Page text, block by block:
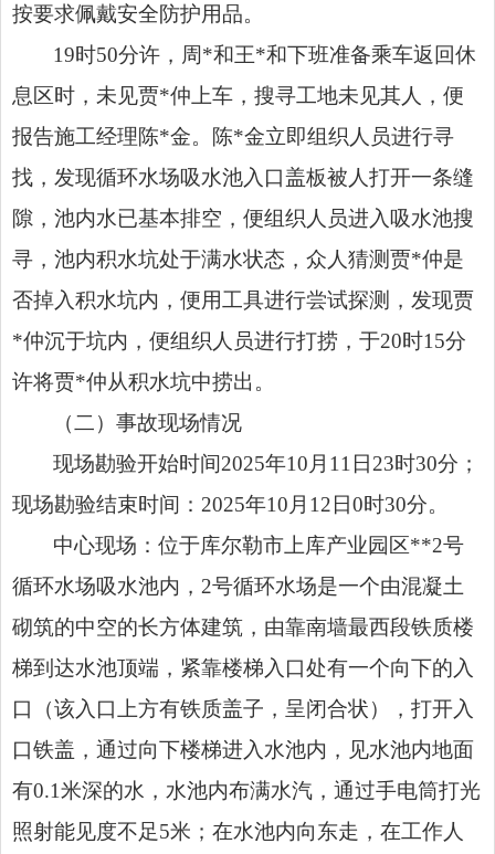
按要求佩戴安全防护用品。
19时50分许，周*和王*和下班准备乘车返回休
息区时，未见贾*仲上车，搜寻工地未见其人，便
报告施工经理陈*金。陈*金立即组织人员进行寻
找，发现循环水场吸水池入口盖板被人打开一条缝
隙，池内水已基本排空，便组织人员进入吸水池搜
寻，池内积水坑处于满水状态，众人猜测贾*仲是
否掉入积水坑内，便用工具进行尝试探测，发现贾
*仲沉于坑内，便组织人员进行打捞，于20时15分
许将贾*仲从积水坑中捞出。
（二）事故现场情况
现场勘验开始时间2025年10月11日23时30分；
现场勘验结束时间：2025年10月12日0时30分。
中心现场：位于库尔勒市上库产业园区**2号
循环水场吸水池内，2号循环水场是一个由混凝土
砌筑的中空的长方体建筑，由靠南墙最西段铁质楼
梯到达水池顶端，紧靠楼梯入口处有一个向下的入
口（该入口上方有铁质盖子，呈闭合状），打开入
口铁盖，通过向下楼梯进入水池内，见水池内地面
有0.1米深的水，水池内布满水汽，通过手电筒打光
照射能见度不足5米；在水池内向东走，在工作人